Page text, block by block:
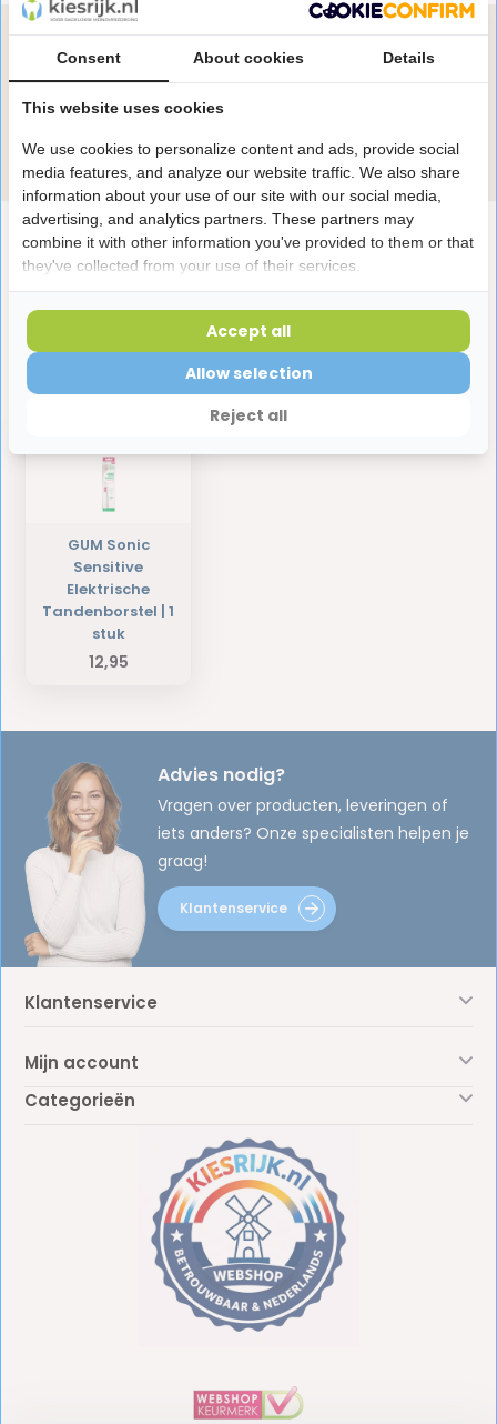
Productomschrijving
Heb je een vraag over dit product?
Onze specialisten helpen je graag! Spreek ons aan
in de chat of stuur een e-mail.
Stuur e-mail
Laatst bekeken producten
GUM Sonic
Sensitive
Elektrische
Tandenborstel | 1
stuk
12,95
Advies nodig?
Vragen over producten, leveringen of
iets anders? Onze specialisten helpen je
graag!
Klantenservice
Klantenservice
Mijn account
Categorieën
Consent About cookies Details
This website uses cookies
We use cookies to personalize content and ads, provide social
media features, and analyze our website traffic. We also share
information about your use of our site with our social media,
advertising, and analytics partners. These partners may
combine it with other information you've provided to them or that
they've collected from your use of their services.
Reject all
Allow selection
Accept all